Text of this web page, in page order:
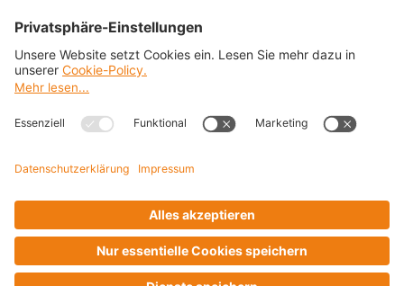
BRANCHEN
Impressum
Datenschutz
Business Ethics Policy
© 2026 CRIF GmbH AT | Copyright